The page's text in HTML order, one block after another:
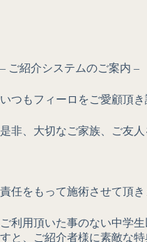
– ご紹介システムのご案内 –
いつもフィーロをご愛顧頂
是非、大切なご家族、ご友人
責任をもって施術させて頂き
ご利用頂いた事のない中学
すと、ご紹介者様に素敵な